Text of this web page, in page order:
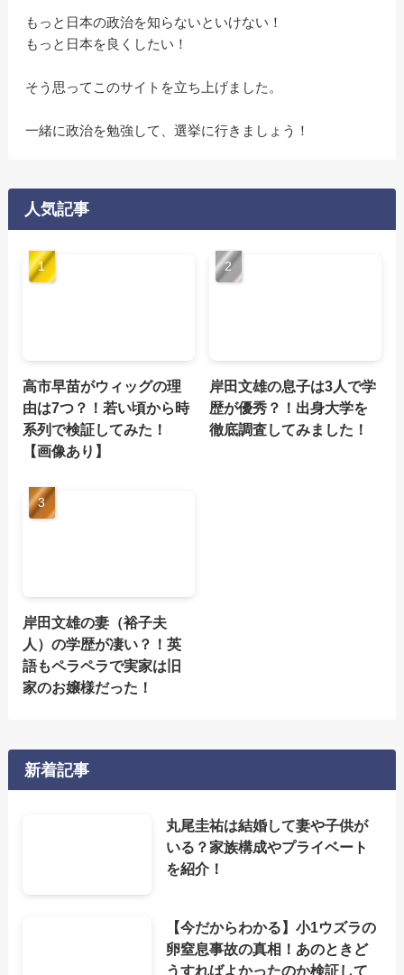
もっと日本の政治を知らないといけない！
もっと日本を良くしたい！
そう思ってこのサイトを立ち上げました。
一緒に政治を勉強して、選挙に行きましょう！
人気記事
高市早苗がウィッグの理
由は7つ？！若い頃から時
系列で検証してみた！
【画像あり】
岸田文雄の息子は3人で学
歴が優秀？！出身大学を
徹底調査してみました！
岸田文雄の妻（裕子夫
人）の学歴が凄い？！英
語もペラペラで実家は旧
家のお嬢様だった！
新着記事
丸尾圭祐は結婚して妻や子供が
いる？家族構成やプライベート
を紹介！
【今だからわかる】小1ウズラの
卵窒息事故の真相！あのときど
うすればよかったのか検証して